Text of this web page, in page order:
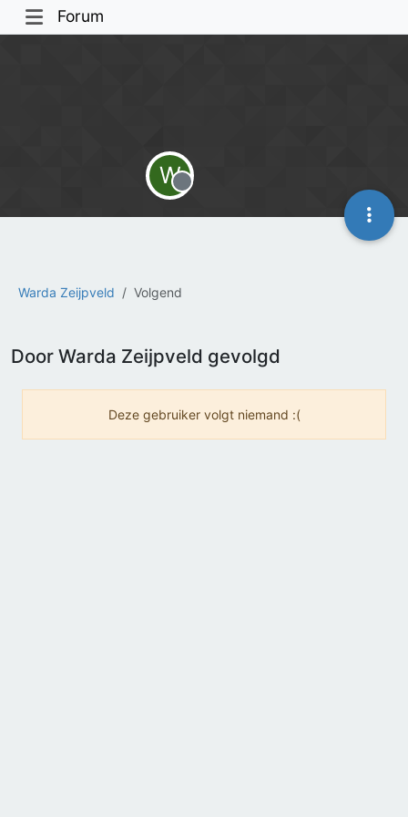
Forum
Warda Zeijpveld Volgend
W
Offline
Door Warda Zeijpveld gevolgd
Deze gebruiker volgt niemand :(